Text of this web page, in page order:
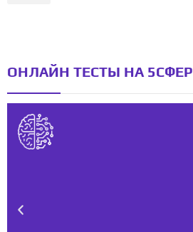
ОНЛАЙН ТЕСТЫ НА 5СФЕР